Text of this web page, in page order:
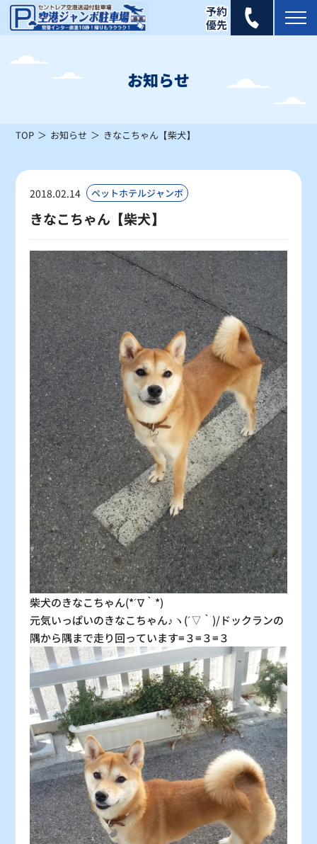
2026年 8月
日
1
×
2 3 4 5 6
×
10
×
11
×
12
△
13
△ △ 〇 〇 〇 〇 〇
23
〇
24
〇
25
〇
26
〇
27
〇
28
〇
29
〇
30
〇
31
〇
：シーズン料金 〇 ：空車
：残り僅か ×：満車
お知らせ
TOP お知らせ きなこちゃん【柴犬】
2018.02.14 ペットホテルジャンボ
きなこちゃん【柴犬】
柴犬のきなこちゃん(*´∇｀*)
元気いっぱいのきなこちゃん♪ヽ(´▽｀)/ドックランの
隅から隅まで走り回っています≡３≡３≡３